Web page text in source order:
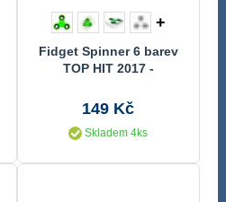
+
Fidget Spinner 6 barev
TOP HIT 2017 -
149 Kč
Skladem 4ks